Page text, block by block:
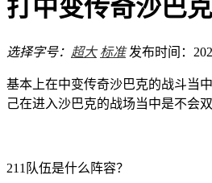
打中变传奇沙巴
选择字号： 超大 标准 发布时间：
基本上在中变传奇沙巴克的战斗当
己在进入沙巴克的战场当中是不会
211队伍是什么阵容？